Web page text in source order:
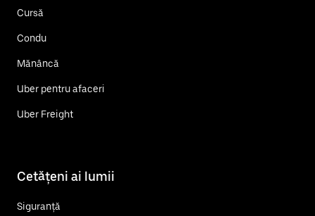
Cursă
Condu
Mănâncă
Uber pentru afaceri
Uber Freight
Cetățeni ai lumii
Siguranță